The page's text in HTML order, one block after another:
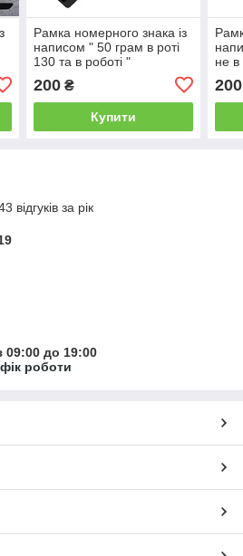
Рамка номерного знака із
написом " 50 грам в роті
130 та в роботі "
200₴
Купити
не в
200
відгуків за рік
09:00 до 19:00
роботи